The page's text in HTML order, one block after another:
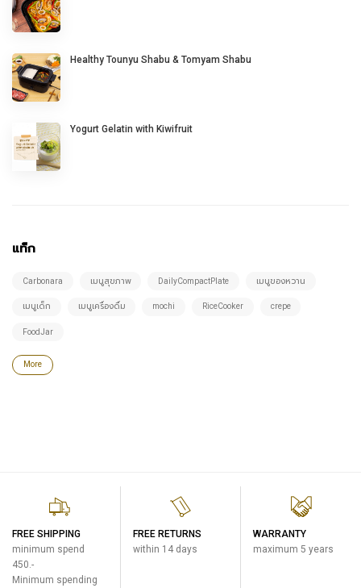
Healthy Tounyu Shabu & Tomyam Shabu
Yogurt Gelatin with Kiwifruit
แท็ก
Carbonara เมนูสุขภาพ DailyCompactPlate เมนูของหวาน
เมนูเด็ก เมนูเครื่องดื่ม mochi RiceCooker crepe
FoodJar
More
FREE SHIPPING
minimum spend
450.-
Minimum spending
FREE RETURNS
within 14 days
WARRANTY
maximum 5 years